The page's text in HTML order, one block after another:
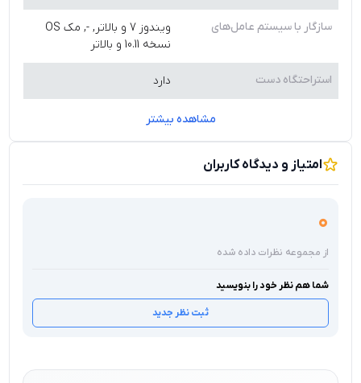
سازگار با سیستم عامل‌های
ویندوز 7 و بالاتر, -, مک OS
نسخه 10.11 و بالاتر
استراحتگاه دست دارد
مشاهده بیشتر
امتیاز و دیدگاه کاربران
0
از مجموعه نظرات داده شده
شما هم نظر خود را بنویسید
ثبت نظر جدید